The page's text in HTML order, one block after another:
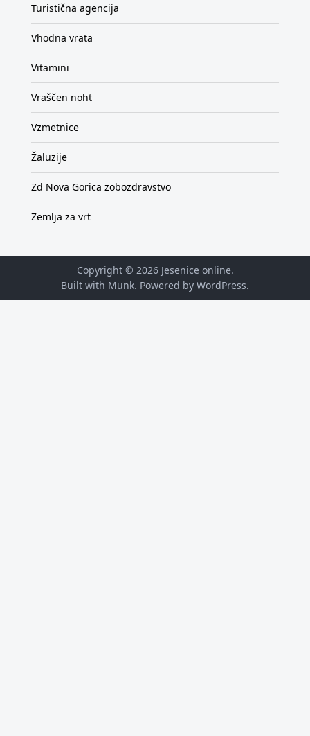
Turistična agencija
Vhodna vrata
Vitamini
Vraščen noht
Vzmetnice
Žaluzije
Zd Nova Gorica zobozdravstvo
Zemlja za vrt
Copyright © 2026 Jesenice online.
Built with Munk. Powered by WordPress.